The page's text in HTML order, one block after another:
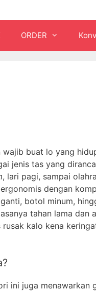
ORDER
wajib buat lo yang
jenis tas yang
, lari pagi, sampai
dengan
botol minum,
tahan lama dan
kalo kena
ini juga menawarkan